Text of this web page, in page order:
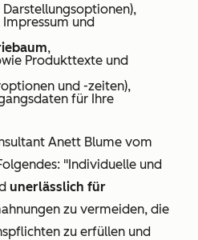
Darstellungsoptionen),
Impressum und
,
Produkttexte und
und -zeiten),
für Ihre
Anett Blume vom
"Individuelle und
unerlässlich für
zu vermeiden, die
zu erfüllen und